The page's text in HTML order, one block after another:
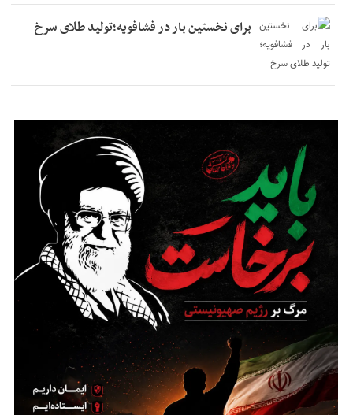
برای نخستین بار در فشافویه؛تولید طلای سرخ